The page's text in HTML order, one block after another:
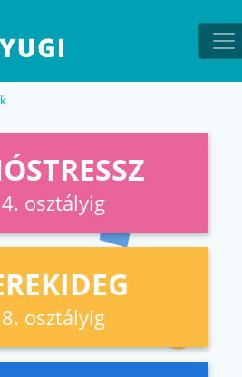
osztályig
osztályig